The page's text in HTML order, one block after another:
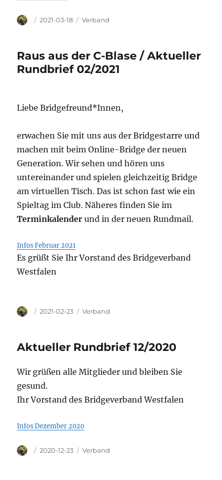
Autor
Veröffentlicht
2021-03-18 Kategorien
Verband
Raus aus der C-Blase / Aktueller
Rundbrief 02/2021
Liebe Bridgefreund*Innen,
erwachen Sie mit uns aus der Bridgestarre und
machen mit beim Online-Bridge der neuen
Generation. Wir sehen und hören uns
untereinander und spielen gleichzeitig Bridge
am virtuellen Tisch. Das ist schon fast wie ein
Spieltag im Club. Näheres finden Sie im
Terminkalender und in der neuen Rundmail.
Infos Februar 2021
Es grüßt Sie Ihr Vorstand des Bridgeverband
Westfalen
Autor
Veröffentlicht
2021-02-23 Kategorien
Verband
Aktueller Rundbrief 12/2020
Wir grüßen alle Mitglieder und bleiben Sie
gesund.
Ihr Vorstand des Bridgeverband Westfalen
Infos Dezember 2020
Autor
Veröffentlicht
2020-12-23 Kategorien
Verband